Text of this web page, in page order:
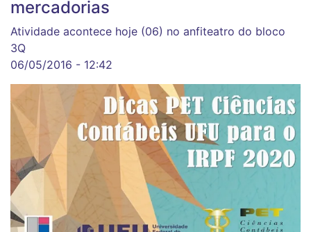
mercadorias
Atividade acontece hoje (06) no anfiteatro do bloco
3Q
06/05/2016 - 12:42